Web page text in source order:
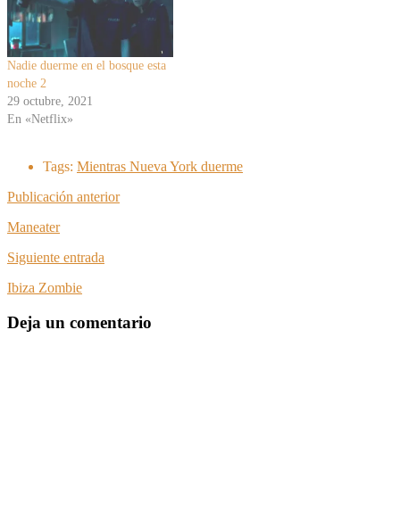
Nadie duerme en el bosque esta
noche 2
29 octubre, 2021
En «Netflix»
Tags: Mientras Nueva York duerme
Publicación anterior
Maneater
Siguiente entrada
Ibiza Zombie
Deja un comentario